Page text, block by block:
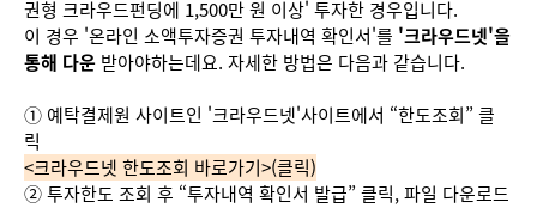
권형 크라우드펀딩에 1,500만 원 이상' 투자한 경우입니다.
이 경우 '온라인 소액투자증권 투자내역 확인서'를 '크라우드넷'을
통해 다운 받아야하는데요. 자세한 방법은 다음과 같습니다.
① 예탁결제원 사이트인 '크라우드넷'사이트에서 “한도조회” 클
릭
<크라우드넷 한도조회 바로가기>(클릭)
② 투자한도 조회 후 “투자내역 확인서 발급” 클릭, 파일 다운로드